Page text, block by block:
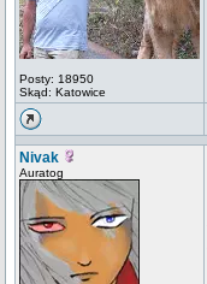
Posty: 18950
Skąd: Katowice
Nivak
Auratog